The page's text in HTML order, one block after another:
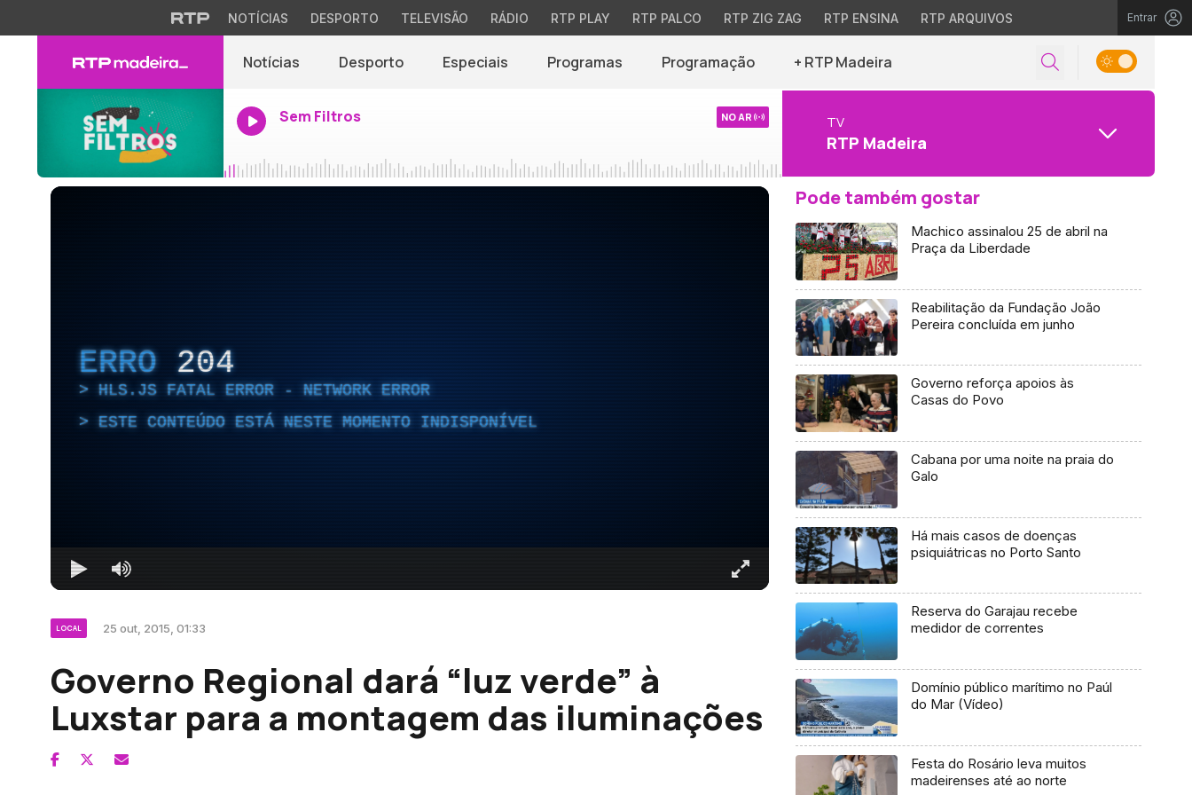
NOTÍCIAS DESPORTO TELEVISÃO RÁDIO RTP PLAY RTP PALCO RTP ZIG ZAG RTP ENSINA RTP ARQUIVOS Entrar
Notícias Desporto Especiais Programas Programação + RTP Madeira
Sem Filtros NO AR TV
RTP Madeira
ERRO 204
HLS.JS FATAL ERROR - NETWORK ERROR
ESTE CONTEÚDO ESTÁ NESTE MOMENTO INDISPONÍVEL
LOCAL 25 out, 2015, 01:33
Governo Regional dará “luz verde” à
Luxstar para a montagem das iluminações
Pode também gostar
Machico assinalou 25 de abril na
Praça da Liberdade
Reabilitação da Fundação João
Pereira concluída em junho
Governo reforça apoios às
Casas do Povo
Cabana por uma noite na praia do
Galo
Há mais casos de doenças
psiquiátricas no Porto Santo
Reserva do Garajau recebe
medidor de correntes
Domínio público marítimo no Paúl
do Mar (Vídeo)
Festa do Rosário leva muitos
madeirenses até ao norte